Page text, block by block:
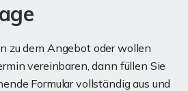
zu dem Angebot oder wollen
vereinbaren, dann füllen Sie
Formular vollständig aus und